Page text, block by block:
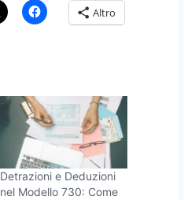
Altro
Detrazioni e Deduzioni
nel Modello 730: Come